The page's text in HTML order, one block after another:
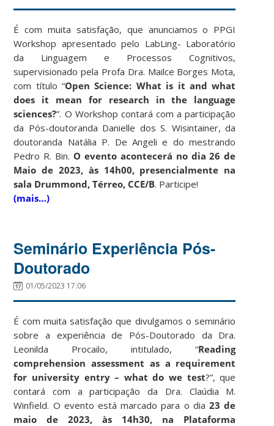
É com muita satisfação, que anunciamos o PPGI
Workshop apresentado pelo LabLing- Laboratório
da Linguagem e Processos Cognitivos,
supervisionado pela Profa Dra. Mailce Borges Mota,
com título “Open Science: What is it and what
does it mean for research in the language
sciences?”. O Workshop contará com a participação
da Pós-doutoranda Danielle dos S. Wisintainer, da
doutoranda Natália P. De Angeli e do mestrando
Pedro R. Bin. O evento acontecerá no dia 26 de
Maio de 2023, às 14h00, presencialmente na
sala Drummond, Térreo, CCE/B. Participe!
(mais…)
Seminário Experiência Pós-
Doutorado
01/05/2023 17:06
É com muita satisfação que divulgamos o seminário
sobre a experiência de Pós-Doutorado da Dra.
Leonilda Procailo, intitulado, “Reading
comprehension assessment as a requirement
for university entry – what do we test?”, que
contará com a participação da Dra. Claúdia M.
Winfield. O evento está marcado para o dia23 de
maio de 2023, às 14h30, na Plataforma